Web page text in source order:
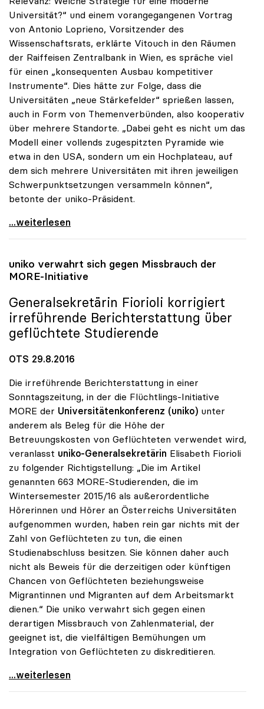
Universität?“ und einem vorangegangenen Vortrag
von Antonio Loprieno, Vorsitzender des
Wissenschaftsrats, erklärte Vitouch in den Räumen
der Raiffeisen Zentralbank in Wien, es spräche viel
für einen „konsequenten Ausbau kompetitiver
Instrumente“. Dies hätte zur Folge, dass die
Universitäten „neue Stärkefelder“ sprießen lassen,
auch in Form von Themenverbünden, also kooperativ
über mehrere Standorte. „Dabei geht es nicht um das
Modell einer vollends zugespitzten Pyramide wie
etwa in den USA, sondern um ein Hochplateau, auf
dem sich mehrere Universitäten mit ihren jeweiligen
Schwerpunktsetzungen versammeln können“,
betonte der uniko-Präsident.
Vitouch zu Exzellenz an Unis: „Hochplateau statt
...weiterlesen
uniko verwahrt sich gegen Missbrauch der
MORE-Initiative
Generalsekretärin Fiorioli korrigiert
irreführende Berichterstattung über
geflüchtete Studierende
OTS 29.8.2016
Die irreführende Berichterstattung in einer
Sonntagszeitung, in der die Flüchtlings-Initiative
MORE der Universitätenkonferenz (uniko) unter
anderem als Beleg für die Höhe der
Betreuungskosten von Geflüchteten verwendet wird,
veranlasst uniko-Generalsekretärin Elisabeth Fiorioli
zu folgender Richtigstellung: „Die im Artikel
genannten 663 MORE-Studierenden, die im
Wintersemester 2015/16 als außerordentliche
Hörerinnen und Hörer an Österreichs Universitäten
aufgenommen wurden, haben rein gar nichts mit der
Zahl von Geflüchteten zu tun, die einen
Studienabschluss besitzen. Sie können daher auch
nicht als Beweis für die derzeitigen oder künftigen
Chancen von Geflüchteten beziehungsweise
Migrantinnen und Migranten auf dem Arbeitsmarkt
dienen.“ Die uniko verwahrt sich gegen einen
derartigen Missbrauch von Zahlenmaterial, der
geeignet ist, die vielfältigen Bemühungen um
Integration von Geflüchteten zu diskreditieren.
uniko verwahrt sich gegen Missbrauch der
...weiterlesen